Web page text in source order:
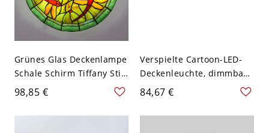
Grünes Glas Deckenlampe
Schale Schirm Tiffany Stil
Libelle Muster 3-Birne
Deckenleuchte - Grün
110V-120V 30,48 cm
98,85 €
Verspielte Cartoon-LED-
Deckenleuchte, dimmbare
augenschonende Lampe
für Kinderzimmer - Grün
110V-120V 49,53 cm
84,67 €